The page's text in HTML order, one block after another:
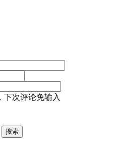
下次评论免输入
搜索